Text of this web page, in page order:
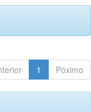
1 Póximo